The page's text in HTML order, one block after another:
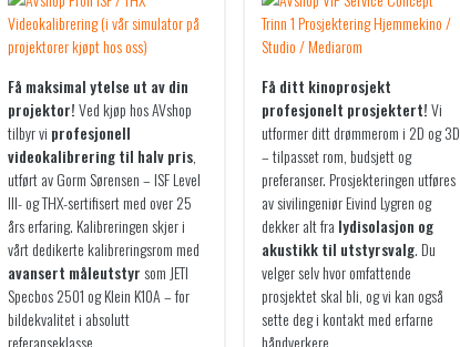
45 996,-.
43 998,-.
Få maksimal ytelse ut av din
projektor!Ved kjøp hos AVshop
tilbyr vi profesjonell
videokalibrering til halv pris,
utført av Gorm Sørensen – ISF Level
III- og THX-sertifisert med over 25
års erfaring. Kalibreringen skjer i
vårt dedikerte kalibreringsrom med
avansert måleutstyrsom JETI
Specbos 2501 og Klein K10A – for
bildekvalitet i absolutt
Få ditt kinoprosjekt
profesjonelt prosjektert!Vi
utformer ditt drømmerom i 2D og 3D
– tilpasset rom, budsjett og
preferanser. Prosjekteringen utføres
av sivilingeniør Eivind Lygren og
dekker alt fra lydisolasjon og
akustikk til utstyrsvalg. Du
velger selv hvor omfattende
prosjektet skal bli, og vi kan også
sette deg i kontakt med erfarne